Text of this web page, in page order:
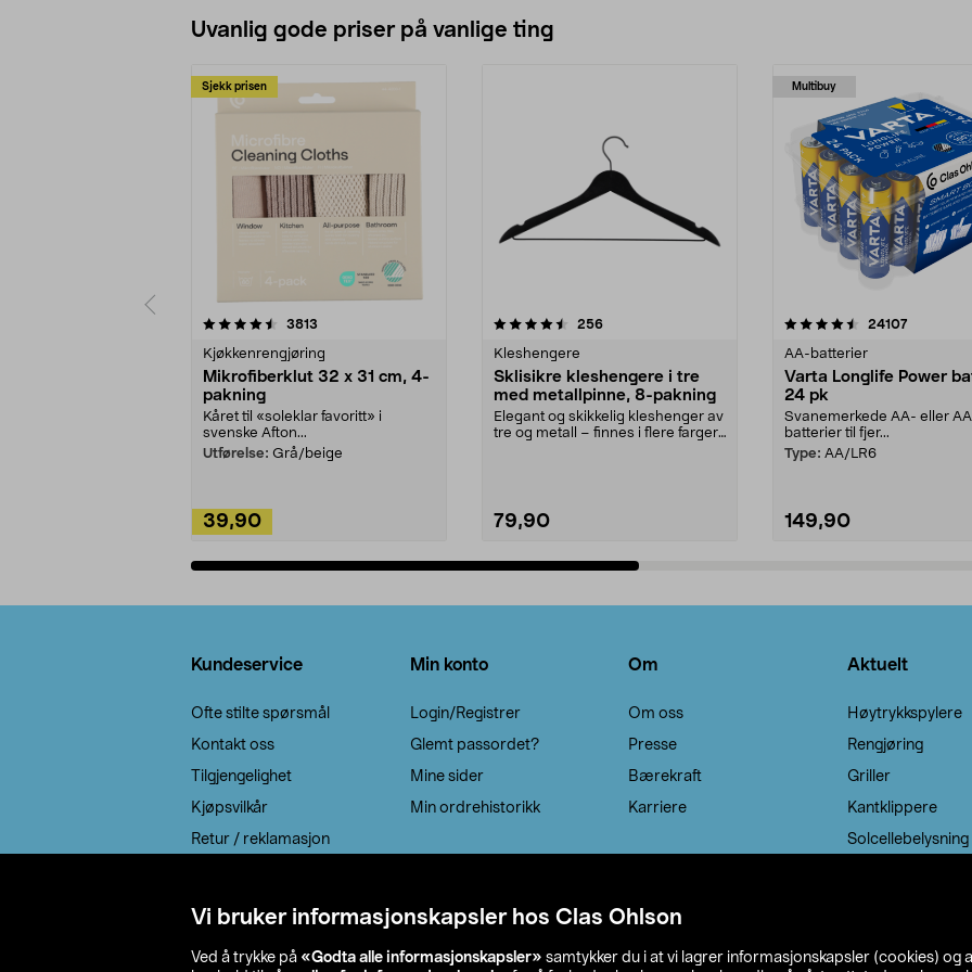
Vi bruker informasjonskapsler hos Clas Ohlson
Ved å trykke på «Godta alle informasjonskapsler» samtykker du i at vi lagrer informasjonskapsler (cookies) og
Uvanlig gode priser på vanlige ting
Sjekk prisen
3813
Kjøkkenrengjøring
Mikrofiberklut 32 x 31 cm, 4-
pakning
Kåret til «soleklar favoritt» i
svenske Afton...
Utførelse: Grå/beige
39,90
4.5av 5 stjerner 256anmeldelser
Kleshengere
Sklisikre kleshengere i tre
med metallpinne, 8-pakning
Elegant og skikkelig kleshenger av
tre og metall – finnes i flere farger.
79,90
Multibuy
4.5av 5 stjerner 24107
AA-batterier
Varta Longlife Power
24 pk
Svanemerkede AA- eller
batterier til fjer...
Type: AA/LR6
149,90
4.5av 5 stjerner
Kundeservice
Ofte stilte spørsmål
Kontakt oss
Tilgjengelighet
Kjøpsvilkår
Retur / reklamasjon
Min konto
Login/Registrer
Glemt passordet?
Mine sider
Min ordrehistorikk
Om
Om oss
Presse
Bærekraft
Karriere
Aktuelt
Høytrykkspylere
Rengjøring
Griller
Kantklippere
Solcellebelysning